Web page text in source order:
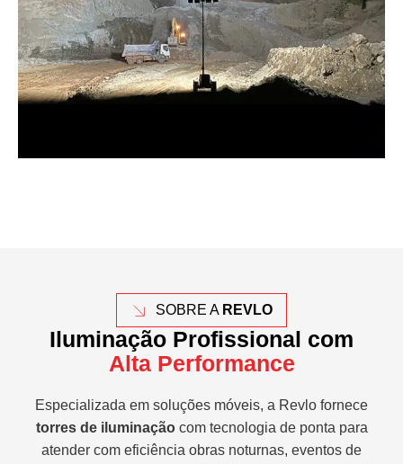
SOBRE A REVLO
Iluminação Profissional com
Alta Performance
Especializada em soluções móveis, a Revlo fornece
torres de iluminaçãocom tecnologia de ponta para
atender com eficiência obras noturnas, eventos de